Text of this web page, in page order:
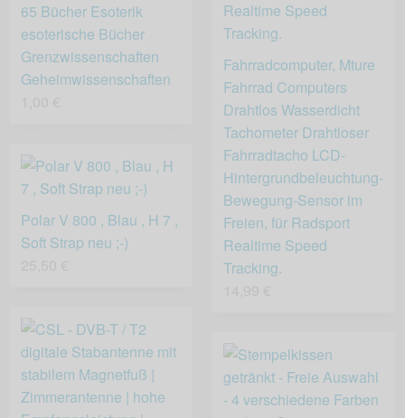
Fahrradcomputer, Mture
Fahrrad Computers
Drahtlos Wasserdicht
Tachometer Drahtloser
Fahrradtacho LCD-
Hintergrundbeleuchtung-
Bewegung-Sensor im
Freien, für Radsport
Realtime Speed
Tracking.
65 Bücher Esoterik
esoterische Bücher
Grenzwissenschaften
Geheimwissenschaften
Polar V 800 , Blau , H 7 ,
Soft Strap neu ;-)